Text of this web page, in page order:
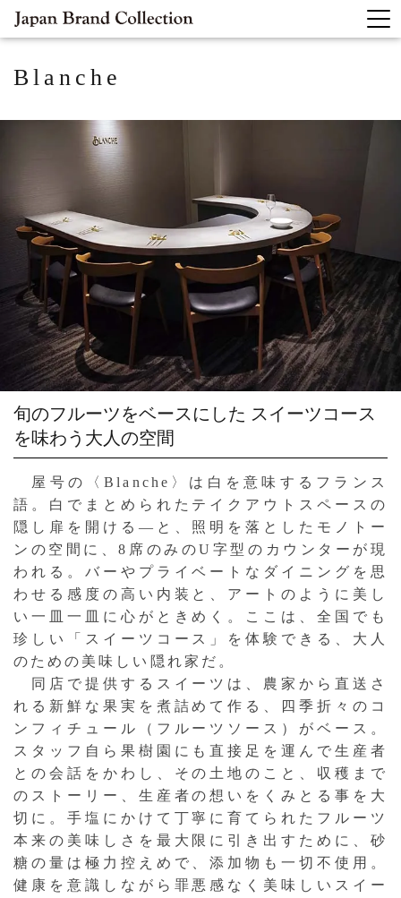
Blanche
旬のフルーツをベースにした スイーツコース
を味わう大人の空間
屋号の〈Blanche〉は白を意味するフランス
語。白でまとめられたテイクアウトスペースの
隠し扉を開ける—と、照明を落としたモノトー
ンの空間に、8席のみのU字型のカウンターが現
われる。バーやプライベートなダイニングを思
わせる感度の高い内装と、アートのように美し
い一皿一皿に心がときめく。ここは、全国でも
珍しい「スイーツコース」を体験できる、大人
のための美味しい隠れ家だ。
同店で提供するスイーツは、農家から直送さ
れる新鮮な果実を煮詰めて作る、四季折々のコ
ンフィチュール（フルーツソース）がベース。
スタッフ自ら果樹園にも直接足を運んで生産者
との会話をかわし、その土地のこと、収穫まで
のストーリー、生産者の想いをくみとる事を大
切に。手塩にかけて丁寧に育てられたフルーツ
本来の美味しさを最大限に引き出すために、砂
糖の量は極力控えめで、添加物も一切不使用。
健康を意識しながら罪悪感なく美味しいスイー